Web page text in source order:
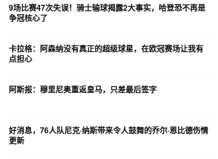
9场比赛47次失误！骑士输球揭露2大事实，哈登恐不再是
争冠核心了
卡拉格：阿森纳没有真正的超级球星，在欧冠赛场让我有
点担心
阿斯报：穆里尼奥重返皇马，只差最后签字
好消息，76人队尼克·纳斯带来令人鼓舞的乔尔·恩比德伤情
更新